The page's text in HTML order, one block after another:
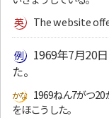
The website
1969年7月20
た。
1969ねん7がつ
をほこうした。